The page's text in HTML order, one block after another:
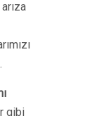
gibi